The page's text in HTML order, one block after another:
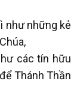
như những kẻ
các tín hữu
Thánh Thần